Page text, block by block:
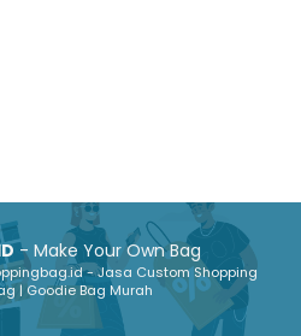
- Make Your Own Bag
- Jasa Custom Shopping
| Goodie Bag Murah